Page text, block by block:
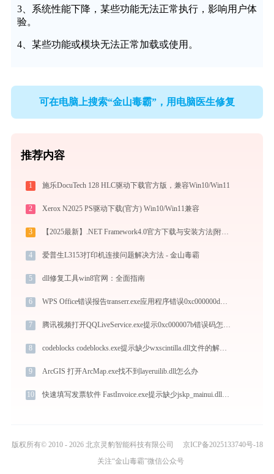
3、系统性能下降，某些功能无法正常执行，影响用户体
验。
4、某些功能或模块无法正常加载或使用。
可在电脑上搜索“金山毒霸”，用电脑医生修复
推荐内容
1 施乐DocuTech 128 HLC驱动下载官方版，兼容Win10/Win11
2 Xerox N2025 PS驱动下载(官方) Win10/Win11兼容
3 【2025最新】.NET Framework4.0官方下载与安装方法|附错误解决方案
4 爱普生L3153打印机连接问题解决方法 - 金山毒霸
5 dll修复工具win8官网：全面指南
6 WPS Office错误报告transerr.exe应用程序错误0xc000000d解决方法
7 腾讯视频打开QQLiveService.exe提示0xc000007b错误码怎么办
8 codeblocks codeblocks.exe提示缺少wxscintilla.dll文件的解决办法
9 ArcGIS 打开ArcMap.exe找不到layeruilib.dll怎么办
10 快速填写发票软件 FastInvoice.exe提示缺少jskp_mainui.dll文件的解决办法
版权所有© 2010 - 2026 北京灵豹智能科技有限公司
京ICP备2025133740号-18
关注“金山毒霸”微信公众号